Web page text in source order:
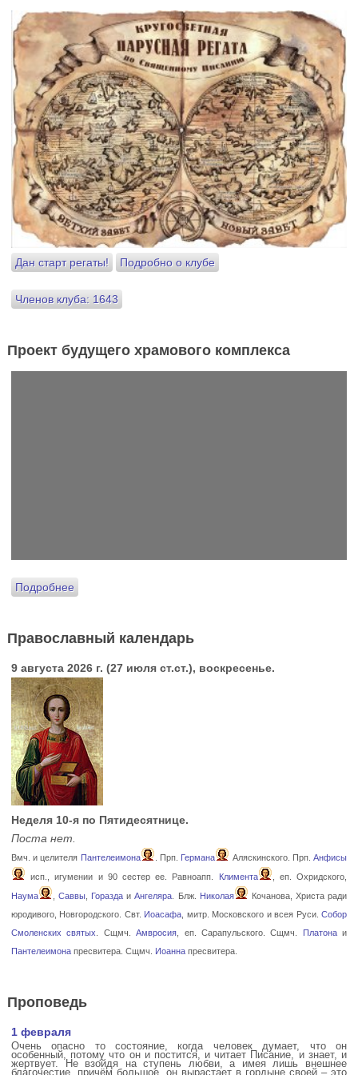
Дан старт регаты! Подробно о клубе
Членов клуба: 1643
Проект будущего храмового комплекса
Подробнее
Православный календарь
9 августа 2026 г. (27 июля ст.ст.), воскресенье.
Неделя 10-я по Пятидесятнице.
Поста нет.
Вмч. и целителя Пантелеимона . Прп. Германа Аляскинского. Прп.Анфисы
исп., игумении и 90 сестер ее. Равноапп.
Климента
, еп. Охридского,
Наума
,Саввы Горазда иАнгеляра . Блж. Николая
Кочанова, Христа ради
юродивого, Новгородского. Свт. Иоасафа , митр. Московского и всея Руси.Собор
Смоленских святых
. Сщмч.Амвросия , еп. Сарапульского. Сщмч. Платонаи
Пантелеимонапресвитера. Сщмч. Иоаннапресвитера.
Проповедь
1 февраля
Очень опасно то состояние, когда человек думает, что он
особенный, потому что он и постится, и читает Писание, и знает, и
жертвует. Не взойдя на ступень любви, а имея лишь внешнее
благочестие, причём большое, он вырастает в гордыне своей – это